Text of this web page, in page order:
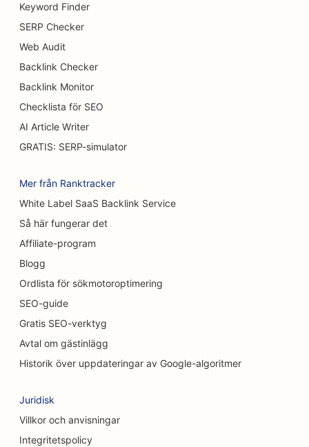
SEO för bufférestauranger
SEO för hamburgerbilar
SEO för brännskadekirurger
SEO för konditorier
SEO för restauranger med avslappnad mat
SEO för matt- och golvbutiker
SEO för biltvättar
SEO för städtjänster
SEO för kiropraktorer
SEO för kattkaféer
SEO för Chemical Peel-tjänster
SEO för klädbutiker
SEO för kraniofaciala kirurger
SEO för kaféer
Keyword Finder
SERP Checker
Web Audit
Backlink Checker
Backlink Monitor
Checklista för SEO
AI Article Writer
GRATIS: SERP-simulator
Mer från Ranktracker
White Label SaaS Backlink Service
Så här fungerar det
Affiliate-program
Blogg
Ordlista för sökmotoroptimering
SEO-guide
Gratis SEO-verktyg
Avtal om gästinlägg
Historik över uppdateringar av Google-algoritmer
Juridisk
Villkor och anvisningar
Integritetspolicy